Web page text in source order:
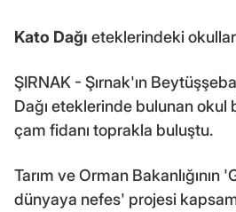
Kato Dağı eteklerindeki
ŞIRNAK - Şırnak'ın
Dağı eteklerinde bulunan okul
çam fidanı toprakla buluştu.
Tarım ve Orman Bakanlığının
dünyaya nefes' projesi